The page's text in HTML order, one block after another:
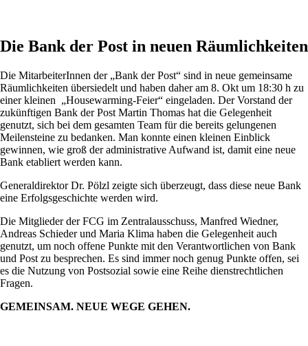
Die Bank der Post in neuen Räumlichkeiten
Die MitarbeiterInnen der „Bank der Post“ sind in neue gemeinsame
Räumlichkeiten übersiedelt und haben daher am 8. Okt um 18:30 h zu
einer kleinen „Housewarming-Feier“ eingeladen. Der Vorstand der
zukünftigen Bank der Post Martin Thomas hat die Gelegenheit
genutzt, sich bei dem gesamten Team für die bereits gelungenen
Meilensteine zu bedanken. Man konnte einen kleinen Einblick
gewinnen, wie groß der administrative Aufwand ist, damit eine neue
Bank etabliert werden kann.
Generaldirektor Dr. Pölzl zeigte sich überzeugt, dass diese neue Bank
eine Erfolgsgeschichte werden wird.
Die Mitglieder der FCG im Zentralausschuss, Manfred Wiedner,
Andreas Schieder und Maria Klima haben die Gelegenheit auch
genutzt, um noch offene Punkte mit den Verantwortlichen von Bank
und Post zu besprechen. Es sind immer noch genug Punkte offen, sei
es die Nutzung von Postsozial sowie eine Reihe dienstrechtlichen
Fragen.
GEMEINSAM. NEUE WEGE GEHEN.